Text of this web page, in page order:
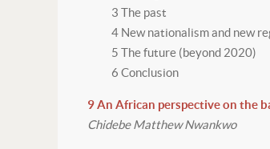
3 The past
4 New nationalism and new
5 The future (beyond 2020)
6 Conclusion
9 An African perspective on the
Chidebe Matthew Nwankwo